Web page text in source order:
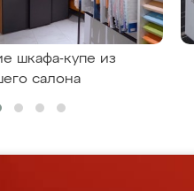
шкафа-купе из
салона